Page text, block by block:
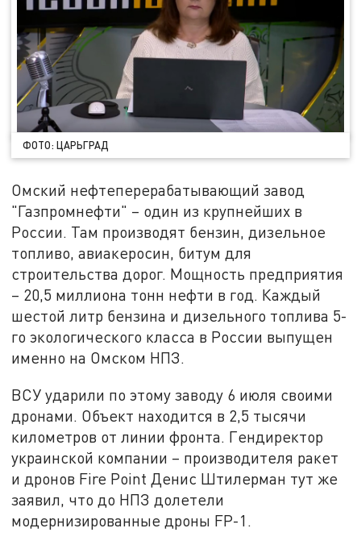
ФОТО: ЦАРЬГРАД
Омский нефтеперерабатывающий завод
"Газпромнефти" – один из крупнейших в
России. Там производят бензин, дизельное
топливо, авиакеросин, битум для
строительства дорог. Мощность предприятия
– 20,5 миллиона тонн нефти в год. Каждый
шестой литр бензина и дизельного топлива 5-
го экологического класса в России выпущен
именно на Омском НПЗ.
ВСУ ударили по этому заводу 6 июля своими
дронами. Объект находится в 2,5 тысячи
километров от линии фронта. Гендиректор
украинской компании – производителя ракет
и дронов Fire Point Денис Штилерман тут же
заявил, что до НПЗ долетели
модернизированные дроны FP-1.